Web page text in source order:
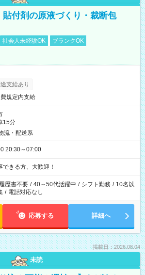
貼付剤の原液づくり・裁断包
社会人未経験OK
ブランクOK
支給あり
規定内支給
15分
流・配送系
20:30～07:00
できる方、大歓迎！
履歴書不要 / 40～50代活躍中 / シフト勤務 / 10名以
/ 電話対応なし
応募する 詳細へ
掲載日：2026.08.04
未読